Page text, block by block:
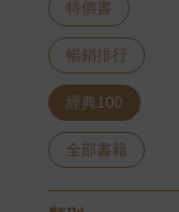
特價書
暢銷排行
經典100
全部書籍